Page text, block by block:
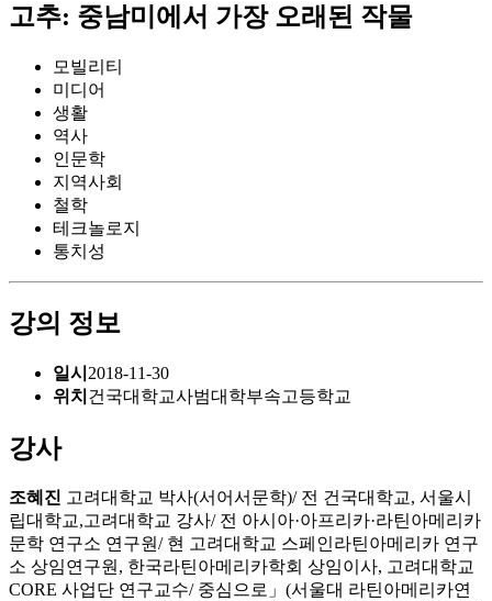
고추: 중남미에서 가장 오래된 작물
모빌리티
미디어
생활
역사
인문학
지역사회
철학
테크놀로지
통치성
강의 정보
일시 2018-11-30
위치 건국대학교사범대학부속고등학교
강사
조혜진 고려대학교 박사(서어서문학)/ 전 건국대학교, 서울시
립대학교,고려대학교 강사/ 전 아시아·아프리카·라틴아메리카
문학 연구소 연구원/ 현 고려대학교 스페인라틴아메리카 연구
소 상임연구원, 한국라틴아메리카학회 상임이사, 고려대학교
CORE 사업단 연구교수/ 중심으로」(서울대 라틴아메리카연